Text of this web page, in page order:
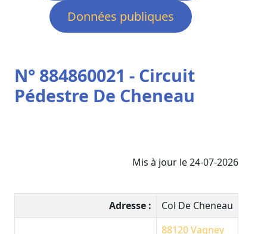
Données publiques
N° 884860021 - Circuit
Pédestre De Cheneau
Mis à jour le 24-07-2026
Adresse :
Col De Cheneau
88120Vagney